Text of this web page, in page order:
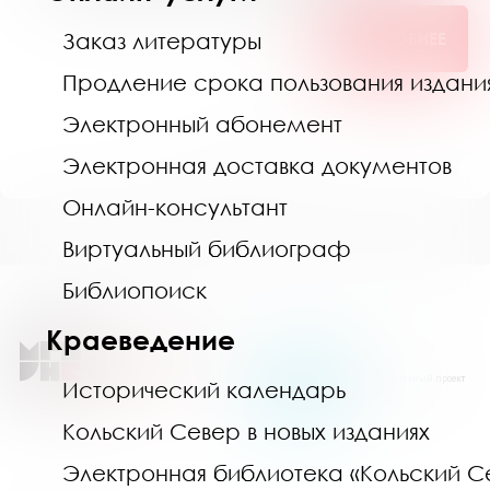
Заказ литературы
Продление срока пользования
Электронный абонемент
Электронная доставка документов
Онлайн-консультант
Виртуальный библиограф
Библиопоиск
Краеведение
Исторический календарь
Кольский Север в новых изданиях
Электронная библиотека «Кольский
Национальный проект